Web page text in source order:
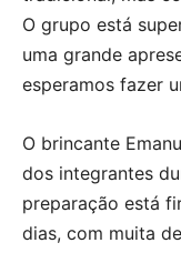
O grupo está
uma grande
esperamos fazer
O brincante
dos integrantes
preparação está
dias, com muita